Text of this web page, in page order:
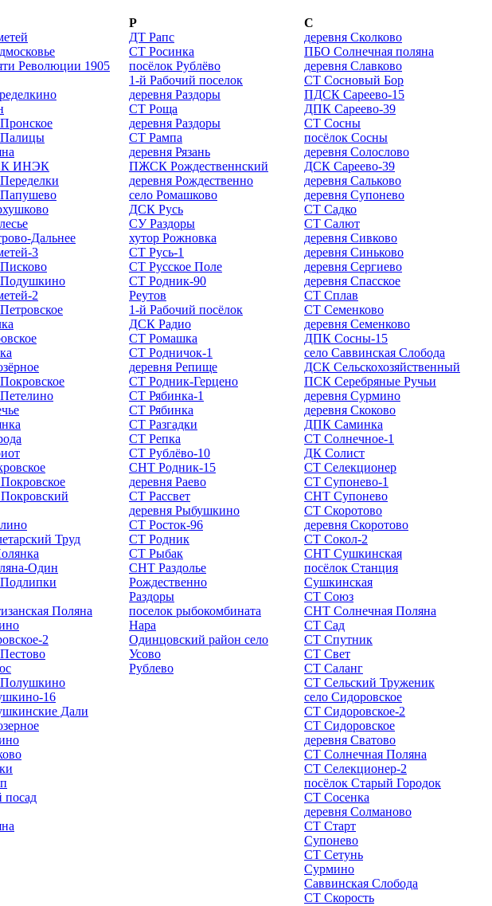
Революции 1905
Палицы
ИНЭК
Папушево
Дальнее
3
Подушкино
2
Труд
Один
Подлипки
Поляна
2
Полушкино
16
Дали
посад
Р
ДТ Рапс
СТ Росинка
посёлок Рублёво
1-й Рабочий поселок
деревня Раздоры
СТ Роща
деревня Раздоры
СТ Рампа
деревня Рязань
ПЖСК Рождественнский
деревня Рождественно
село Ромашково
ДСК Русь
СУ Раздоры
хутор Рожновка
СТ Русь-1
СТ Русское Поле
СТ Родник-90
Реутов
1-й Рабочий посёлок
ДСК Радио
СТ Ромашка
СТ Родничок-1
деревня Репище
СТ Родник-Герцено
СТ Рябинка-1
СТ Рябинка
СТ Разгадки
СТ Репка
СТ Рублёво-10
СНТ Родник-15
деревня Раево
СТ Рассвет
деревня Рыбушкино
СТ Росток-96
СТ Родник
СТ Рыбак
СНТ Раздолье
Рождественно
Раздоры
поселок рыбокомбината
Нара
Одинцовский район село
Усово
Рублево
С
деревня Сколково
ПБО Солнечная поляна
деревня Славково
СТ Сосновый Бор
ПДСК Сареево-15
ДПК Сареево-39
СТ Сосны
посёлок Сосны
деревня Солослово
ДСК Сареево-39
деревня Сальково
деревня Супонево
СТ Садко
СТ Салют
деревня Сивково
деревня Синьково
деревня Сергиево
деревня Спасское
СТ Сплав
СТ Семенково
деревня Семенково
ДПК Сосны-15
село Саввинская Слобода
ДСК Сельскохозяйственный
ПСК Серебряные Ручьи
деревня Сурмино
деревня Скоково
ДПК Саминка
СТ Солнечное-1
ДК Солист
СТ Селекционер
СТ Супонево-1
СНТ Супонево
СТ Скоротово
деревня Скоротово
СТ Сокол-2
СНТ Сушкинская
посёлок Станция
Сушкинская
СТ Союз
СНТ Солнечная Поляна
СТ Сад
СТ Спутник
СТ Свет
СТ Саланг
СТ Сельский Труженик
село Сидоровское
СТ Сидоровское-2
СТ Сидоровское
деревня Сватово
СТ Солнечная Поляна
СТ Селекционер-2
посёлок Старый Городок
СТ Сосенка
деревня Солманово
СТ Старт
Супонево
СТ Сетунь
Сурмино
Саввинская Слобода
СТ Скорость